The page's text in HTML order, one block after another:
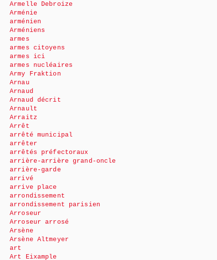
Armelle Debroize
Arménie
arménien
Arméniens
armes
armes citoyens
armes ici
armes nucléaires
Army Fraktion
Arnau
Arnaud
Arnaud décrit
Arnault
Arraitz
Arrêt
arrêté municipal
arrêter
arrêtés préfectoraux
arrière-arrière grand-oncle
arrière-garde
arrivé
arrive place
arrondissement
arrondissement parisien
Arroseur
Arroseur arrosé
Arsène
Arsène Altmeyer
art
Art Eixample